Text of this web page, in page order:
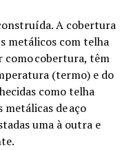
A cobertura
metálicos com telha
como cobertura, têm
(termo) e do
como telha
metálicas de aço
uma à outra e